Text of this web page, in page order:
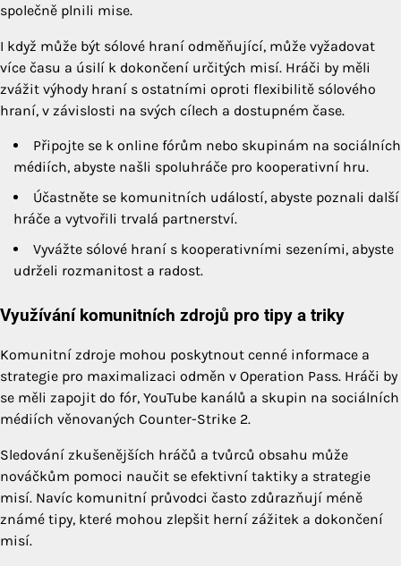
společně plnili mise.
I když může být sólové hraní odměňující, může vyžadovat
více času a úsilí k dokončení určitých misí. Hráči by měli
zvážit výhody hraní s ostatními oproti flexibilitě sólového
hraní, v závislosti na svých cílech a dostupném čase.
Připojte se k online fórům nebo skupinám na sociálních
médiích, abyste našli spoluhráče pro kooperativní hru.
Účastněte se komunitních událostí, abyste poznali další
hráče a vytvořili trvalá partnerství.
Vyvážte sólové hraní s kooperativními sezeními, abyste
udrželi rozmanitost a radost.
Využívání komunitních zdrojů pro tipy a triky
Komunitní zdroje mohou poskytnout cenné informace a
strategie pro maximalizaci odměn v Operation Pass. Hráči by
se měli zapojit do fór, YouTube kanálů a skupin na sociálních
médiích věnovaných Counter-Strike 2.
Sledování zkušenějších hráčů a tvůrců obsahu může
nováčkům pomoci naučit se efektivní taktiky a strategie
misí. Navíc komunitní průvodci často zdůrazňují méně
známé tipy, které mohou zlepšit herní zážitek a dokončení
misí.